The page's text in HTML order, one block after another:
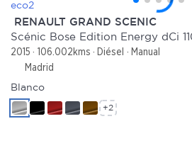
RENAULT GRAND SCENIC
Scénic Bose Edition Energy dCi
2015 106.002kms Diésel
Manual
Madrid
Blanco
+2